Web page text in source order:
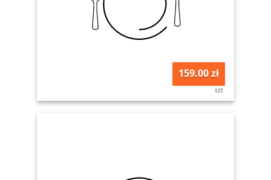
159.00 zł
szt